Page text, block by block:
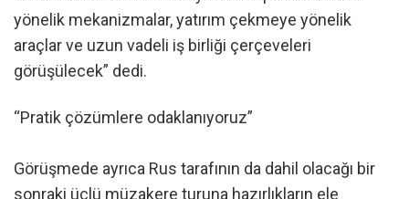
yönelik mekanizmalar, yatırım çekmeye yönelik
araçlar ve uzun vadeli iş birliği çerçeveleri
görüşülecek” dedi.
“Pratik çözümlere odaklanıyoruz”
Görüşmede ayrıca Rus tarafının da dahil olacağı bir
sonraki üçlü müzakere turuna hazırlıkların ele